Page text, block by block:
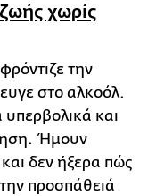
χωρίς
την
στο αλκοόλ.
υπερβολικά και
Ήμουν
δεν ήξερα πώς
προσπάθειά